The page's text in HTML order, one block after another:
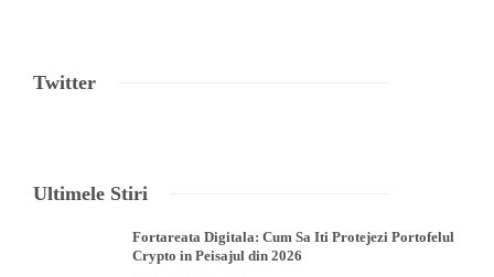
Twitter
Ultimele Stiri
Fortareata Digitala: Cum Sa Iti Protejezi Portofelul
Crypto in Peisajul din 2026